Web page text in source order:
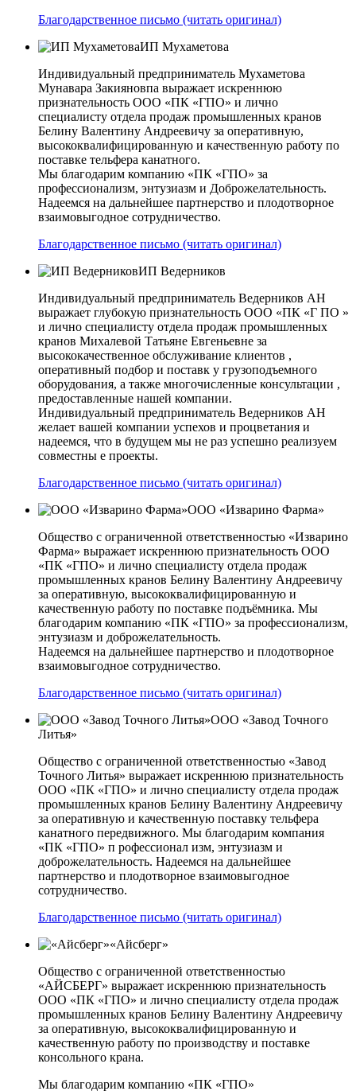
Благодарственное письмо (читать оригинал)
ИП Мухаметова
Индивидуальный предприниматель Мухаметова
Мунавара Закияновпа выражает искреннюю
признательность ООО «ПК «ГПО» и лично
специалисту отдела продаж промышленных кранов
Белину Валентину Андреевичу за оперативную,
высококвалифицированную и качественную работу по
поставке тельфера канатного.
Мы благодарим компанию «ПК «ГПО» за
профессионализм, энтузиазм и Доброжелательность.
Надеемся на дальнейшее партнерство и плодотворное
взаимовыгодное сотрудничество.
Благодарственное письмо (читать оригинал)
ИП Ведерников
Индивидуальный предприниматель Ведерников АН
выражает глубокую признательность ООО «ПК «Г ПО »
и лично специалисту отдела продаж промышленных
кранов Михалевой Татьяне Евгеньевне за
высококачественное обслуживание клиентов ,
оперативный подбор и поставк у грузоподъемного
оборудования, а также многочисленные консультации ,
предоставленные нашей компании.
Индивидуальный предприниматель Ведерников АН
желает вашей компании успехов и процветания и
надеемся, что в будущем мы не раз успешно реализуем
совместны е проекты.
Благодарственное письмо (читать оригинал)
ООО «Изварино Фарма»
Общество с ограниченной ответственностью «Изварино
Фарма» выражает искреннюю признательность ООО
«ПК «ГПО» и лично специалисту отдела продаж
промышленных кранов Белину Валентину Андреевичу
за оперативную, высококвалифицированную и
качественную работу по поставке подъёмника. Мы
благодарим компанию «ПК «ГПО» за профессионализм,
энтузиазм и доброжелательность.
Надеемся на дальнейшее партнерство и плодотворное
взаимовыгодное сотрудничество.
Благодарственное письмо (читать оригинал)
ООО «Завод Точного
Литья»
Общество с ограниченной ответственностью «Завод
Точного Литья» выражает искреннюю признательность
ООО «ПК «ГПО» и лично специалисту отдела продаж
промышленных кранов Белину Валентину Андреевичу
за оперативную и качественную поставку тельфера
канатного передвижного. Мы благодарим компания
«ПК «ГПО» п рофессионал изм, энтузиазм и
доброжелательность. Надеемся на дальнейшее
партнерство и плодотворное взаимовыгодное
сотрудничество.
Благодарственное письмо (читать оригинал)
«Айсберг»
Общество с ограниченной ответственностью
«АЙСБЕРГ» выражает искреннюю признательность
ООО «ПК «ГПО» и лично специалисту отдела продаж
промышленных кранов Белину Валентину Андреевичу
за оперативную, высококвалифицированную и
качественную работу по производству и поставке
консольного крана.
Мы благодарим компанию «ПК «ГПО»